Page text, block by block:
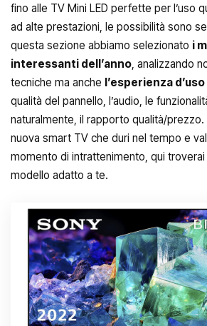
fino alle TV Mini LED perfette per l’uso
ad alte prestazioni, le possibilità sono
questa sezione abbiamo selezionato i
interessanti dell’anno , analizzando
tecniche ma anche l’esperienza
qualità del pannello, l’audio, le
naturalmente, il rapporto qualità/prezzo.
nuova smart TV che duri nel tempo e
momento di intrattenimento, qui
modello adatto a te.